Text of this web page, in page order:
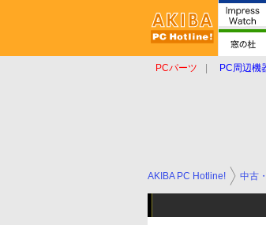
PCパーツ PC周辺機
AKIBA PC Hotline! 中古